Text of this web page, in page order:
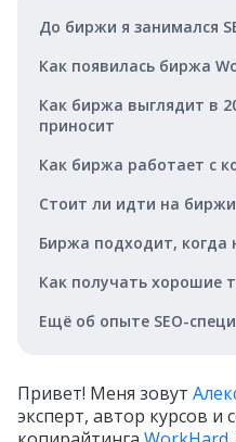
До биржи я занимался
Как появилась биржа
Как биржа выглядит в
приносит
Как биржа работает с
Стоит ли идти на биржи
Биржа подходит, когда
Как получать хорошие
Ещё об опыте SEO-
Привет! Меня зовут
эксперт, автор курсов и